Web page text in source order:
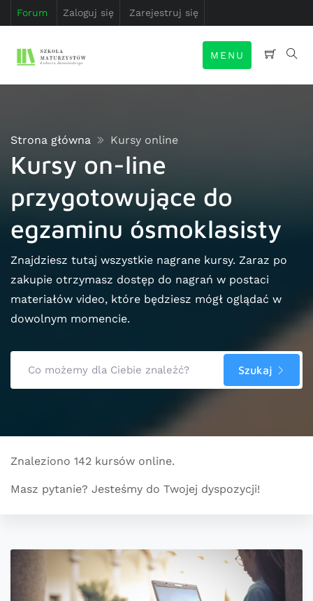
Forum Zaloguj się Zarejestruj się
MENU
Strona główna Kursy online
Kursy on-line
przygotowujące do
egzaminu ósmoklasisty
Znajdziesz tutaj wszystkie nagrane kursy. Zaraz po
zakupie otrzymasz dostęp do nagrań w postaci
materiałów video, które będziesz mógł oglądać w
dowolnym momencie.
Szukaj
Znaleziono 142 kursów online.
Masz pytanie? Jesteśmy do Twojej dyspozycji!